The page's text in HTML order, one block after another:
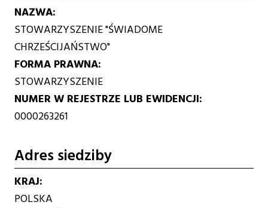
NAZWA
STOWARZYSZENIE "ŚWIADOME
CHRZEŚCIJAŃSTWO"
FORMA PRAWNA
STOWARZYSZENIE
NUMER W REJESTRZE LUB EWIDENCJI
0000263261
Adres siedziby
KRAJ
POLSKA